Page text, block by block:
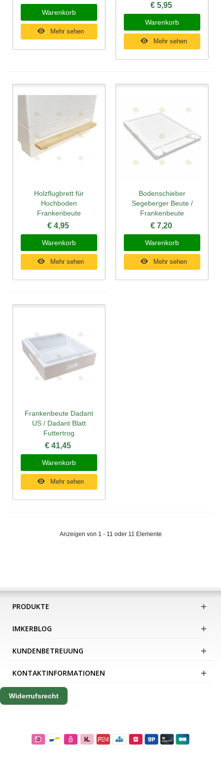
Warenkorb
Mehr sehen
€ 5,95
Warenkorb
Mehr sehen
Holzflugbrett für
Hochboden
Frankenbeute
€ 4,95
Warenkorb
Mehr sehen
Bodenschieber
Segeberger Beute /
Frankenbeute
€ 7,20
Warenkorb
Mehr sehen
Frankenbeute Dadant
US / Dadant Blatt
Futtertrog
€ 41,45
Warenkorb
Mehr sehen
Anzeigen von 1 - 11 oder 11 Elemente
PRODUKTE
IMKERBLOG
KUNDENBETREUUNG
KONTAKTINFORMATIONEN
Widerrufsrecht